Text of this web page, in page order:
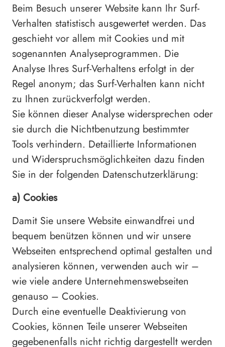
Beim Besuch unserer Website kann Ihr Surf-
Verhalten statistisch ausgewertet werden. Das
geschieht vor allem mit Cookies und mit
sogenannten Analyseprogrammen. Die
Analyse Ihres Surf-Verhaltens erfolgt in der
Regel anonym; das Surf-Verhalten kann nicht
zu Ihnen zurückverfolgt werden.
Sie können dieser Analyse widersprechen oder
sie durch die Nichtbenutzung bestimmter
Tools verhindern. Detaillierte Informationen
und Widerspruchsmöglichkeiten dazu finden
Sie in der folgenden Datenschutzerklärung:
a) Cookies
Damit Sie unsere Website einwandfrei und
bequem benützen können und wir unsere
Webseiten entsprechend optimal gestalten und
analysieren können, verwenden auch wir –
wie viele andere Unternehmenswebseiten
genauso – Cookies.
Durch eine eventuelle Deaktivierung von
Cookies, können Teile unserer Webseiten
gegebenenfalls nicht richtig dargestellt werden